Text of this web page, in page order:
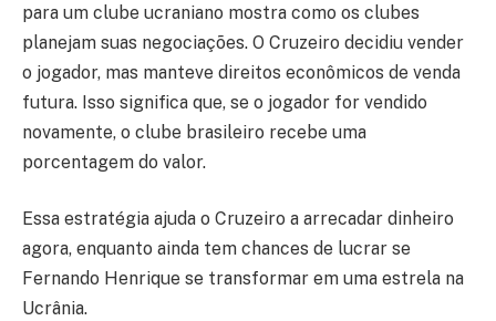
para um clube ucraniano mostra como os clubes
planejam suas negociações. O Cruzeiro decidiu vender
o jogador, mas manteve direitos econômicos de venda
futura. Isso significa que, se o jogador for vendido
novamente, o clube brasileiro recebe uma
porcentagem do valor.
Essa estratégia ajuda o Cruzeiro a arrecadar dinheiro
agora, enquanto ainda tem chances de lucrar se
Fernando Henrique se transformar em uma estrela na
Ucrânia.